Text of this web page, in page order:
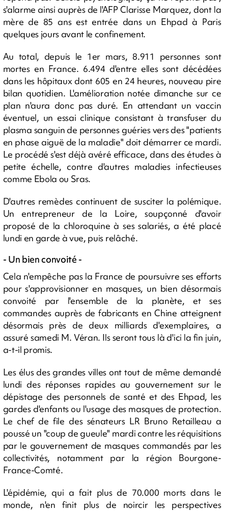
s'alarme ainsi auprès de l'AFP Clarisse Marquez, dont la
mère de 85 ans est entrée dans un Ehpad à Paris
quelques jours avant le confinement.
Au total, depuis le 1er mars, 8.911 personnes sont
mortes en France. 6.494 d'entre elles sont décédées
dans les hôpitaux dont 605 en 24 heures, nouveau pire
bilan quotidien. L'amélioration notée dimanche sur ce
plan n'aura donc pas duré. En attendant un vaccin
éventuel, un essai clinique consistant à transfuser du
plasma sanguin de personnes guéries vers des "patients
en phase aiguë de la maladie" doit démarrer ce mardi.
Le procédé s'est déjà avéré efficace, dans des études à
petite échelle, contre d'autres maladies infectieuses
comme Ebola ou Sras.
D'autres remèdes continuent de susciter la polémique.
Un entrepreneur de la Loire, soupçonné d'avoir
proposé de la chloroquine à ses salariés, a été placé
lundi en garde à vue, puis relâché.
- Un bien convoité -
Cela n'empêche pas la France de poursuivre ses efforts
pour s'approvisionner en masques, un bien désormais
convoité par l'ensemble de la planète, et ses
commandes auprès de fabricants en Chine atteignent
désormais près de deux milliards d'exemplaires, a
assuré samedi M. Véran. Ils seront tous là d'ici la fin juin,
a-t-il promis.
Les élus des grandes villes ont tout de même demandé
lundi des réponses rapides au gouvernement sur le
dépistage des personnels de santé et des Ehpad, les
gardes d'enfants ou l'usage des masques de protection.
Le chef de file des sénateurs LR Bruno Retailleau a
poussé un "coup de gueule" mardi contre les réquisitions
par le gouvernement de masques commandés par les
collectivités, notamment par la région Bourgone-
France-Comté.
L'épidémie, qui a fait plus de 70.000 morts dans le
monde, n'en finit plus de noircir les perspectives